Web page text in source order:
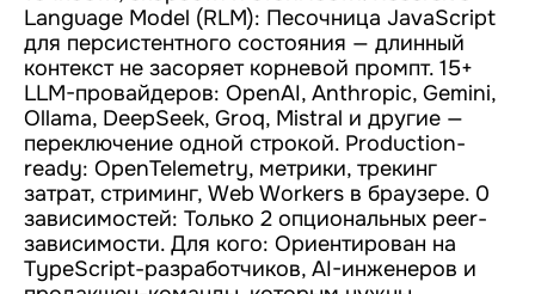
Language Model (RLM): Песочница JavaScript
для персистентного состояния — длинный
контекст не засоряет корневой промпт. 15+
LLM-провайдеров: OpenAI, Anthropic, Gemini,
Ollama, DeepSeek, Groq, Mistral и другие —
переключение одной строкой. Production-
ready: OpenTelemetry, метрики, трекинг
затрат, стриминг, Web Workers в браузере. 0
зависимостей: Только 2 опциональных peer-
зависимости. Для кого: Ориентирован на
TypeScript-разработчиков, AI-инженеров и